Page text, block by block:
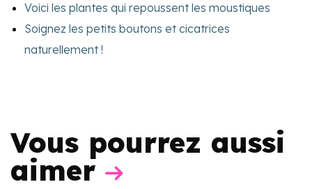
Voici les plantes qui repoussent les moustiques
Soignez les petits boutons et cicatrices
naturellement !
Vous pourrez aussi
aimer